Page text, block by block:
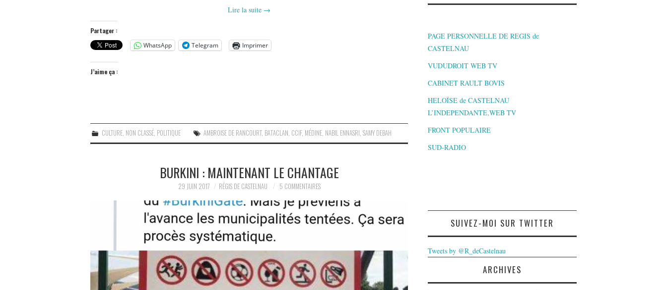
Lire la suite →
Partager :
WhatsApp
Telegram Imprimer
J’aime ça :
CULTURE NON CLASSÉ POLITIQUE AMBROISE DE RANCOURT, BATACLAN CCIF, MÉDINE NABIL ENNASRI ,SAMY DEBAH
BURKINI : MAINTENANT LE CHANTAGE
29 JUIN 2017 RÉGIS DE CASTELNAU 5 COMMENTAIRES
PAGE PERSONNELLE DE REGIS de
CASTELNAU
VUDUDROIT WEB TV
CABINET RAULT BOVIS
HELOÏSE de CASTELNAU
L’INDEPENDANTE,WEB TV
FRONT POPULAIRE
SUD-RADIO
SUIVEZ-MOI SUR TWITTER
Tweets by @R_deCastelnau
ARCHIVES